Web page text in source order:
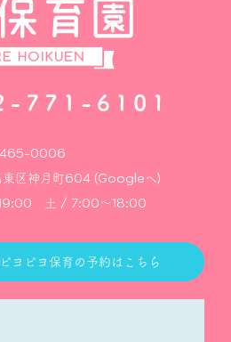
465-0006
東区神月町604 (Googleへ)
土 / 7:00～18:00
ヨピヨ保育の予約はこちら